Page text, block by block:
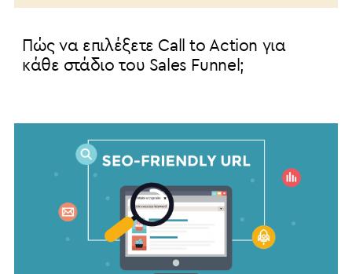
Πώς να επιλέξετε Call to Action για
κάθε στάδιο του Sales Funnel;